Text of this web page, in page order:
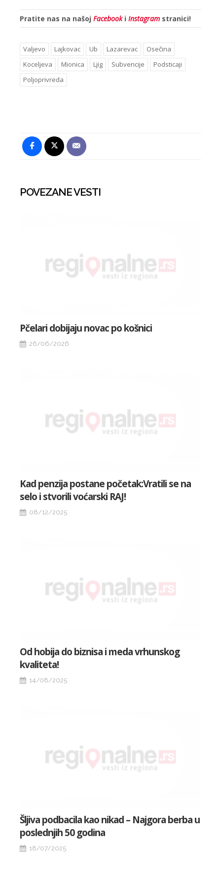
Pratite nas na našoj Facebooki Instagram stranici!
Valjevo Lajkovac Ub Lazarevac
Osečina
Koceljeva
Mionica Ljig Subvencije
Podsticaji
Poljoprivreda
POVEZANE VESTI
Pčelari dobijaju novac po košnici
26/06/2026
Kad penzija postane početak:Vratili se na
selo i stvorili voćarski RAJ!
08/12/2025
Od hobija do biznisa i meda vrhunskog
kvaliteta!
14/08/2025
Šljiva podbacila kao nikad – Najgora berba u
poslednjih 50 godina
18/07/2025